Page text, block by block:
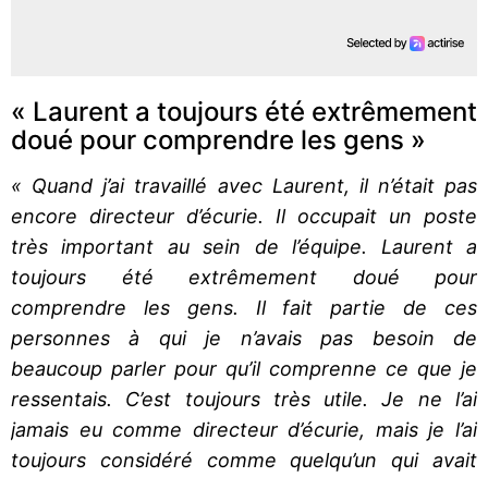
« Laurent a toujours été extrêmement
doué pour comprendre les gens »
« Quand j’ai travaillé avec Laurent, il n’était pas
encore directeur d’écurie. Il occupait un poste
très important au sein de l’équipe. Laurent a
toujours été extrêmement doué pour
comprendre les gens. Il fait partie de ces
personnes à qui je n’avais pas besoin de
beaucoup parler pour qu’il comprenne ce que je
ressentais. C’est toujours très utile. Je ne l’ai
jamais eu comme directeur d’écurie, mais je l’ai
toujours considéré comme quelqu’un qui avait